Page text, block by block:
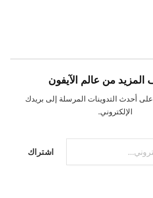
المزيد من عالم الآيفون
أحدث التدوينات المرسلة إلى بريدك
الإلكتروني.
اشتراك